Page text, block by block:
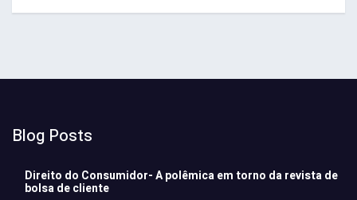
Blog Posts
Direito do Consumidor- A polêmica em torno da revista de
bolsa de cliente